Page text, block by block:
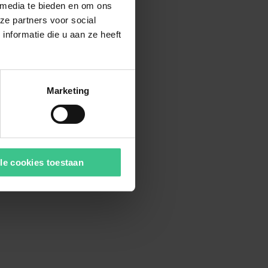
te bieden en om ons
partners voor social
die u aan ze heeft
Marketing
cookies toestaan